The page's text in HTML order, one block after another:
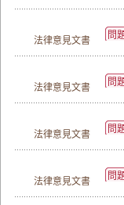
法律意見文書 問
法律意見文書 問
法律意見文書 問
法律意見文書 問